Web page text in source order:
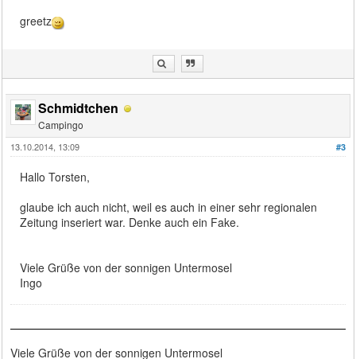
greetz
Schmidtchen
Campingo
#3
13.10.2014, 13:09
Hallo Torsten,
glaube ich auch nicht, weil es auch in einer sehr regionalen
Zeitung inseriert war. Denke auch ein Fake.
Viele Grüße von der sonnigen Untermosel
Ingo
Viele Grüße von der sonnigen Untermosel